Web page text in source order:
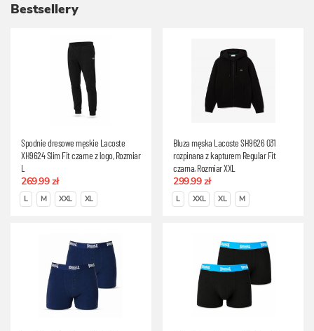
Bestsellery
Spodnie dresowe męskie Lacoste
XH9624 Slim Fit czarne z logo, Rozmiar
L
269.99 zł
L M XXL XL
Bluza męska Lacoste SH9626 031
rozpinana z kapturem Regular Fit
czarna, Rozmiar XXL
299.99 zł
L XXL XL M